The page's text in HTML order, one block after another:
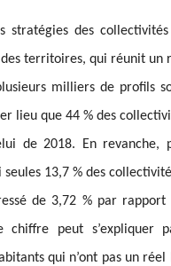
stratégies des
territoires, qui réunit un
milliers de profils
lieu que 44 % des
de 2018. En revanche,
13,7 % des
de 3,72 % par
chiffre peut s’expliquer
qui n’ont pas un réel